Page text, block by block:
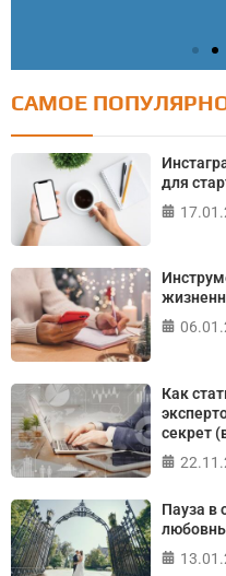
Тест: Как я
Онлайн тест на
САМОЕ
для
Как
секрет
Пауза в